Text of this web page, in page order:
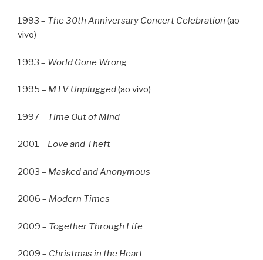
1993 – The 30th Anniversary Concert Celebration (ao
vivo)
1993 – World Gone Wrong
1995 – MTV Unplugged(ao vivo)
1997 – Time Out of Mind
2001 – Love and Theft
2003 – Masked and Anonymous
2006 – Modern Times
2009 – Together Through Life
2009 – Christmas in the Heart